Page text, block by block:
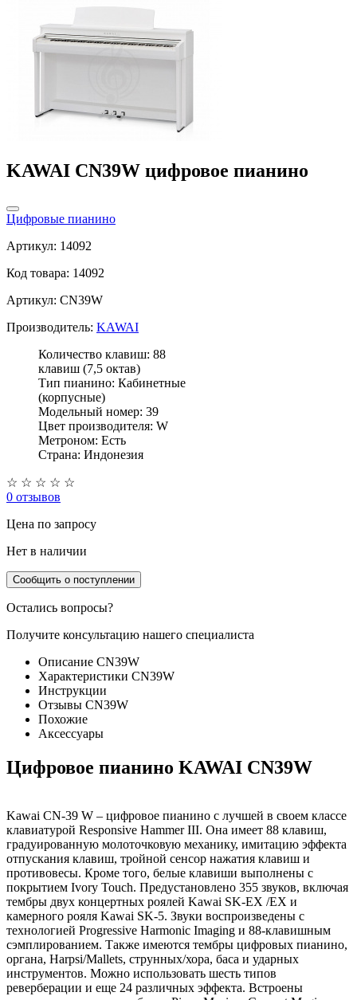
KAWAI CN39W цифровое пианино
Цифровые пианино
Артикул: 14092
Код товара: 14092
Артикул: CN39W
Производитель: KAWAI
Количество клавиш: 88
клавиш (7,5 октав)
Тип пианино: Кабинетные
(корпусные)
Модельный номер: 39
Цвет производителя: W
Метроном: Есть
Страна: Индонезия
☆ ☆ ☆ ☆ ☆
0 отзывов
Цена по запросу
Нет в наличии
Сообщить о поступлении
Остались вопросы?
Получите консультацию нашего специалиста
Описание CN39W
Характеристики CN39W
Инструкции
Отзывы CN39W
Похожие
Аксессуары
Цифровое пианино KAWAI CN39W
Kawai CN-39 W – цифровое пианино с лучшей в своем классе
клавиатурой Responsive Hammer III. Она имеет 88 клавиш,
градуированную молоточковую механику, имитацию эффекта
отпускания клавиш, тройной сенсор нажатия клавиш и
противовесы. Кроме того, белые клавиши выполнены с
покрытием Ivory Touch. Предустановлено 355 звуков, включая
тембры двух концертных роялей Kawai SK-EX /EX и
камерного рояля Kawai SK-5. Звуки воспроизведены с
технологией Progressive Harmonic Imaging и 88-клавишным
сэмплированием. Также имеются тембры цифровых пианино,
органа, Harpsi/Mallets, струнных/хора, баса и ударных
инструментов. Можно использовать шесть типов
реверберации и еще 24 различных эффекта. Встроены